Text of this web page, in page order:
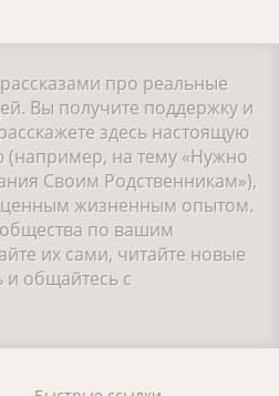
про реальные
Вы получите поддержку и
здесь настоящую
(например, на тему «Нужно
Своим Родственникам»),
ценным жизненным опытом.
по вашим
их сами, читайте новые
и общайтесь с